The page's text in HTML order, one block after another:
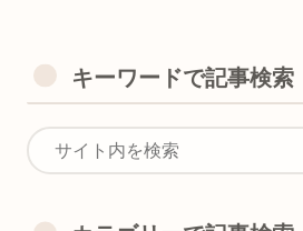
キーワードで記事検索